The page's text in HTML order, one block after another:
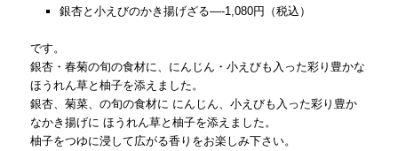
銀杏と小えびのかき揚げざる—-1,080円（税込）
です。
銀杏・春菊の旬の食材に、にんじん・小えびも入った彩り豊かな
ほうれん草と柚子を添えました。
銀杏、菊菜、の旬の食材に にんじん、小えびも入った彩り豊か
なかき揚げに ほうれん草と柚子を添えました。
柚子をつゆに浸して広がる香りをお楽しみ下さい。